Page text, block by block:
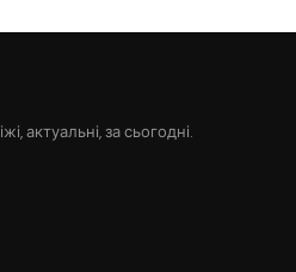
актуальні, за сьогодні.